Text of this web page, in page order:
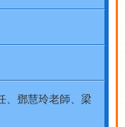
、鄧慧玲老師、梁